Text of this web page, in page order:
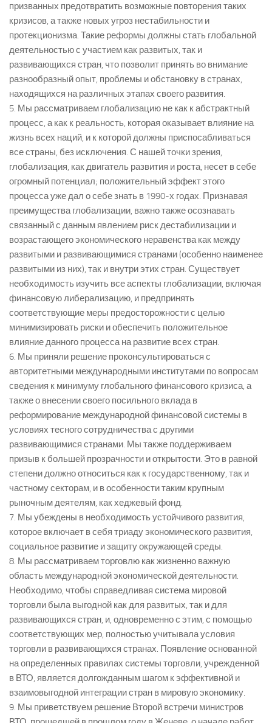
призванных предотвратить возможные повторения таких
кризисов, а также новых угроз нестабильности и
протекционизма. Такие реформы должны стать глобальной
деятельностью с участием как развитых, так и
развивающихся стран, что позволит принять во внимание
разнообразный опыт, проблемы и обстановку в странах,
находящихся на различных этапах своего развития.
5. Мы рассматриваем глобализацию не как к абстрактный
процесс, а как к реальность, которая оказывает влияние на
жизнь всех наций, и к которой должны приспосабливаться
все страны, без исключения. С нашей точки зрения,
глобализация, как двигатель развития и роста, несет в себе
огромный потенциал; положительный эффект этого
процесса уже дал о себе знать в 1990-х годах. Признавая
преимущества глобализации, важно также осознавать
связанный с данным явлением риск дестабилизации и
возрастающего экономического неравенства как между
развитыми и развивающимися странами (особенно наименее
развитыми из них), так и внутри этих стран. Существует
необходимость изучить все аспекты глобализации, включая
финансовую либерализацию, и предпринять
соответствующие меры предосторожности с целью
минимизировать риски и обеспечить положительное
влияние данного процесса на развитие всех стран.
6. Мы приняли решение проконсультироваться с
авторитетными международными институтами по вопросам
сведения к минимуму глобального финансового кризиса, а
также о внесении своего посильного вклада в
реформирование международной финансовой системы в
условиях тесного сотрудничества с другими
развивающимися странами. Мы также поддерживаем
призыв к большей прозрачности и открытости. Это в равной
степени должно относиться как к государственному, так и
частному секторам, и в особенности таким крупным
рыночным деятелям, как хеджевый фонд.
7. Мы убеждены в необходимость устойчивого развития,
которое включает в себя триаду экономического развития,
социальное развитие и защиту окружающей среды.
8. Мы рассматриваем торговлю как жизненно важную
область международной экономической деятельности.
Необходимо, чтобы справедливая система мировой
торговли была выгодной как для развитых, так и для
развивающихся стран, и, одновременно с этим, с помощью
соответствующих мер, полностью учитывала условия
торговли в развивающихся странах. Появление основанной
на определенных правилах системы торговли, учрежденной
в ВТО, является долгожданным шагом к эффективной и
взаимовыгодной интеграции стран в мировую экономику.
9. Мы приветствуем решение Второй встречи министров